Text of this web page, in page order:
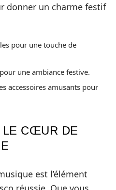
donner un charme festif
pour une touche de
une ambiance festive.
accessoires amusants pour
LE CŒUR DE
est l’élément